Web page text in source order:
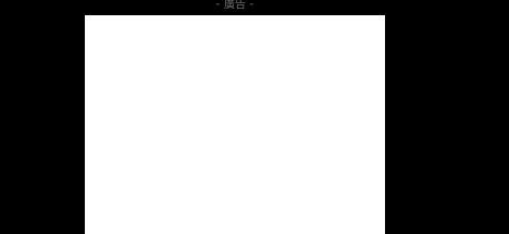
- 廣告 -